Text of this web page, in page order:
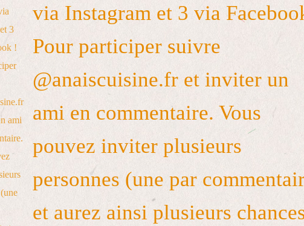
via Instagram et 3 via
Pour participer suivre
@anaiscuisine.fr et inviter un
ami en commentaire. Vous
pouvez inviter plusieurs
personnes (une par
et aurez ainsi plusieurs